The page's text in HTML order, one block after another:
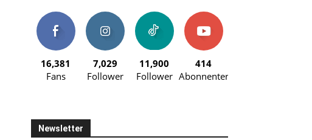
16,381
Fans
7,029
Follower
11,900
Follower
414
Abonnenten
Newsletter